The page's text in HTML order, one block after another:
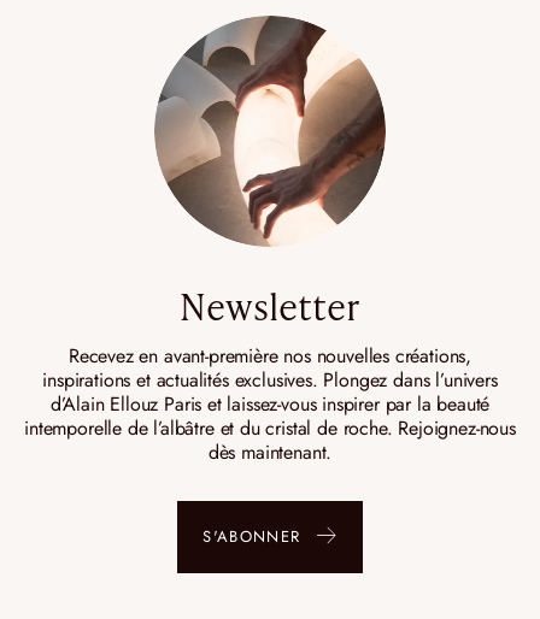
Newsletter
Recevez en avant-première nos nouvelles créations,
inspirations et actualités exclusives. Plongez dans l’univers
d’Alain Ellouz Paris et laissez-vous inspirer par la beauté
intemporelle de l’albâtre et du cristal de roche. Rejoignez-nous
dès maintenant.
S'ABONNER